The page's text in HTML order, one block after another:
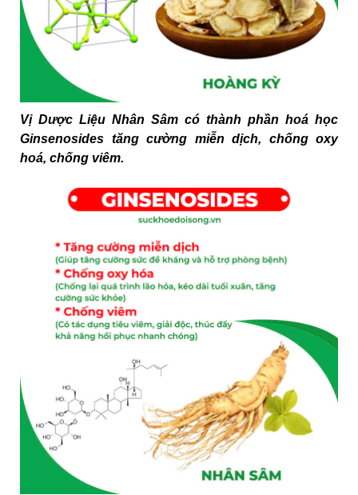
Vị Dược Liệu Nhân Sâm có thành phần hoá học
Ginsenosides tăng cường miễn dịch, chống oxy
hoá, chống viêm.